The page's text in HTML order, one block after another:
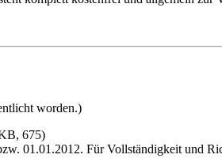
worden.)
675)
01.01.2012. Für Vollständigkeit und